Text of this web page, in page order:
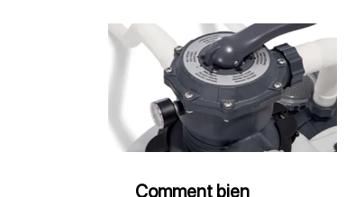
Comment
nettoyer
son
filtre
piscineComment bien